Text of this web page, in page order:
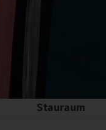
Stauraum